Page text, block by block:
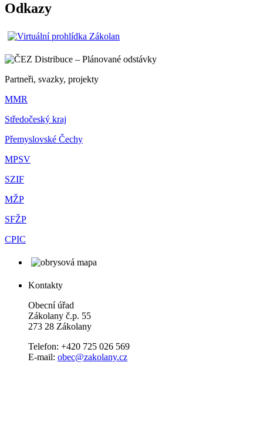
Odkazy
Partneři, svazky, projekty
MMR
Středočeský kraj
Přemyslovské Čechy
MPSV
SZIF
MŽP
SFŽP
CPIC
Kontakty
Obecní úřad
Zákolany č.p. 55
273 28 Zákolany
Telefon: +420 725 026 569
E-mail: obec@zakolany.cz